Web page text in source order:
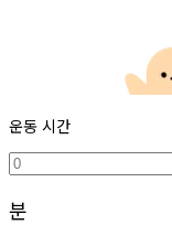
운동 시간
분